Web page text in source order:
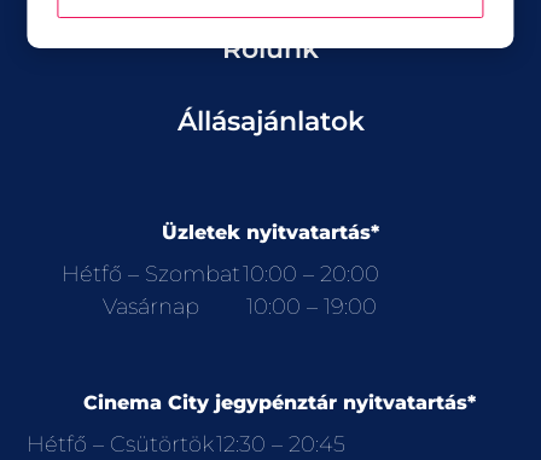
Rólunk
Állásajánlatok
Üzletek nyitvatartás*
Hétfő – Szombat10:00 – 20:00
Vasárnap
10:00 – 19:00
Cinema City jegypénztár nyitvatartás*
Hétfő – Csütörtök12:30 – 20:45